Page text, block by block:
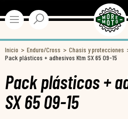
Inicio Enduro/Cross Chasis y protecciones
Pack plásticos + adhesivos Ktm SX 65 09-15
Pack plásticos +
SX 65 09-15